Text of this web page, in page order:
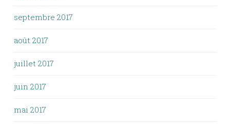
septembre 2017
août 2017
juillet 2017
juin 2017
mai 2017